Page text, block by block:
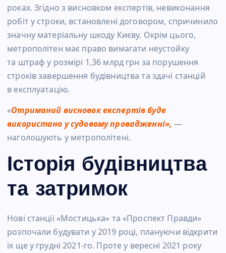
роках. Згідно з висновком експертів, невиконання
робіт у строки, встановлені договором, спричинило
значну матеріальну шкоду Києву. Окрім цього,
метрополітен має право вимагати неустойку
та штраф у розмірі 1,36 млрд грн за порушення
строків завершення будівництва та здачі станцій
в експлуатацію.
«Отриманий висновок експертів буде
використано у судовому провадженні», —
наголошують у метрополітені.
Історія будівництва
та затримок
Нові станції «Мостицька» та «Проспект Правди»
розпочали будувати у 2019 році, плануючи відкрити
їх ще у грудні 2021-го. Проте у вересні 2021 року